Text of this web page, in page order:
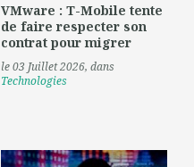
VMware : T-Mobile tente
de faire respecter son
contrat pour migrer
le 03 Juillet 2026, dans
Technologies